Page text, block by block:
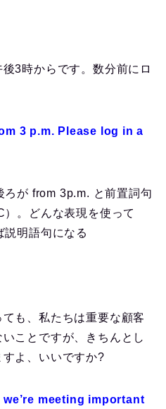
3時からです。数分前にロ
3 p.m. Please log in a
ろが from 3p.m. と前置詞句
。どんな表現を使って
説明語句になる
も、私たちは重要な顧客
ことですが、きちんとし
よ、いいですか?
meeting important